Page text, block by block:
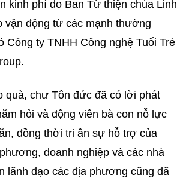
kinh phí do Ban Từ thiện chùa Linh
vận động từ các mạnh thường
Công ty TNHH Công nghệ Tuổi Trẻ
quà, chư Tôn đức đã có lời phát
hỏi và động viên bà con nỗ lực
đồng thời tri ân sự hỗ trợ của
doanh nghiệp và các nhà
lãnh đạo các địa phương cũng đã